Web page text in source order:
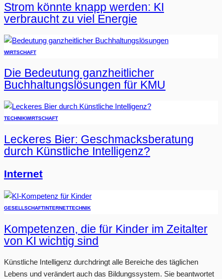
Strom könnte knapp werden: KI
verbraucht zu viel Energie
WIRTSCHAFT
Die Bedeutung ganzheitlicher
Buchhaltungslösungen für KMU
TECHNIKWIRTSCHAFT
Leckeres Bier: Geschmacksberatung
durch Künstliche Intelligenz?
Internet
GESELLSCHAFTINTERNETTECHNIK
Kompetenzen, die für Kinder im Zeitalter
von KI wichtig sind
Künstliche Intelligenz durchdringt alle Bereiche des täglichen
Lebens und verändert auch das Bildungssystem. Sie beantwortet